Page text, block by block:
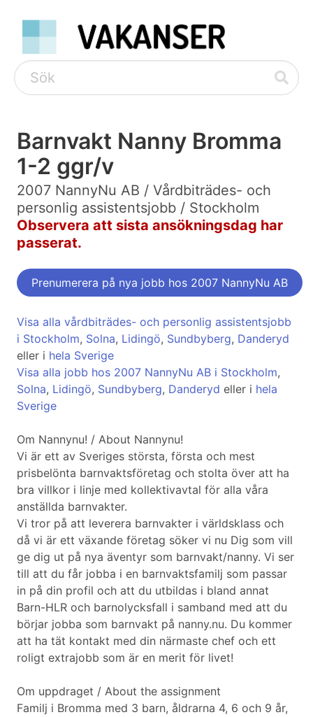
Barnvakt Nanny Bromma
1-2 ggr/v
2007 NannyNu AB / Vårdbiträdes- och
personlig assistentsjobb / Stockholm
Observera att sista ansökningsdag har
passerat.
Prenumerera på nya jobb hos 2007 NannyNu AB
Visa alla vårdbiträdes- och personlig assistentsjobb
i Stockholm, Solna, Lidingö, Sundbyberg, Danderyd
eller i hela Sverige
Visa alla jobb hos 2007 NannyNu AB i Stockholm,
Solna, Lidingö, Sundbyberg, Danderyd eller i hela
Sverige
Om Nannynu! / About Nannynu!
Vi är ett av Sveriges största, första och mest
prisbelönta barnvaktsföretag och stolta över att ha
bra villkor i linje med kollektivavtal för alla våra
anställda barnvakter.
Vi tror på att leverera barnvakter i världsklass och
då vi är ett växande företag söker vi nu Dig som vill
ge dig ut på nya äventyr som barnvakt/nanny. Vi ser
till att du får jobba i en barnvaktsfamilj som passar
in på din profil och att du utbildas i bland annat
Barn-HLR och barnolycksfall i samband med att du
börjar jobba som barnvakt på nanny.nu. Du kommer
att ha tät kontakt med din närmaste chef och ett
roligt extrajobb som är en merit för livet!
Om uppdraget / About the assignment
Familj i Bromma med 3 barn, åldrarna 4, 6 och 9 år,